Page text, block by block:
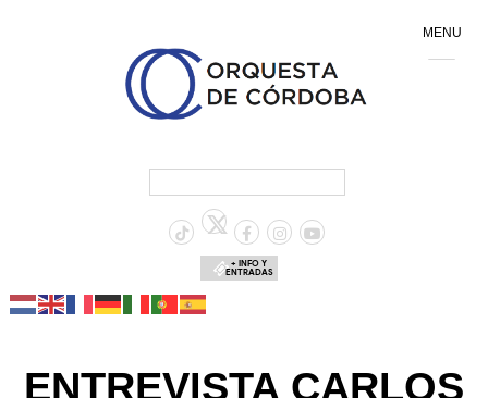
+ INFO Y
ENTRADAS
ENTREVISTA CARLOS
MENU